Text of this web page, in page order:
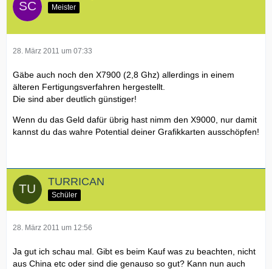
Meister
28. März 2011 um 07:33
Gäbe auch noch den X7900 (2,8 Ghz) allerdings in einem
älteren Fertigungsverfahren hergestellt.
Die sind aber deutlich günstiger!
Wenn du das Geld dafür übrig hast nimm den X9000, nur damit
kannst du das wahre Potential deiner Grafikkarten ausschöpfen!
TURRICAN
Schüler
28. März 2011 um 12:56
Ja gut ich schau mal. Gibt es beim Kauf was zu beachten, nicht
aus China etc oder sind die genauso so gut? Kann nun auch